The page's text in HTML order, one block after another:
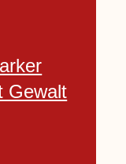
Gewalt